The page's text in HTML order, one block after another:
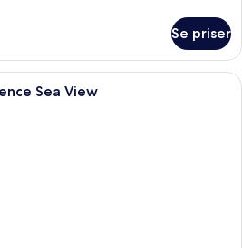
Se priser
En balkong med två solstolar, ett
Sea View